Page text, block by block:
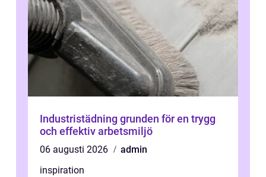
Industristädning grunden för en trygg
och effektiv arbetsmiljö
06 augusti 2026
admin
inspiration